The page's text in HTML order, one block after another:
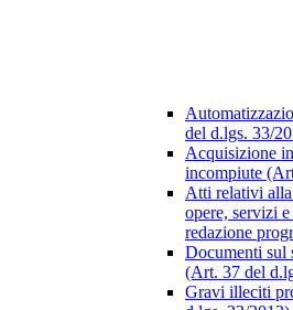
del d.lgs. 33/
Acquisizione
incompiute
Atti relativi
opere, servizi
redazione
Documenti sul
(Art. 37 del
Gravi illeciti